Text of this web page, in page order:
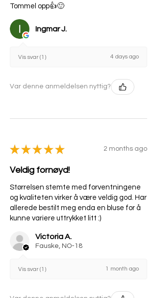
Tommel opp👍🙂
Ingmar J.
Vis svar (1) 4 days ago
Var denne anmeldelsen nyttig?
★ ★ ★ ★ ★ 2 months ago
Veldig fornøyd!
Størrelsen stemte med forventningene
og kvaliteten virker å være veldig god. Har
allerede bestilt meg enda en bluse for å
kunne variere uttrykket litt :)
Victoria A.
Fauske, NO-18
Vis svar (1) 1 month ago